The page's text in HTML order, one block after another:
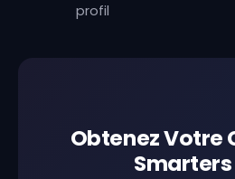
profil
Obtenez Votre
Smarters